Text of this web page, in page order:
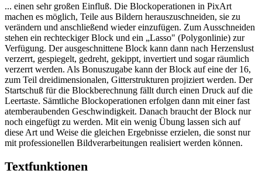
... einen sehr großen Einfluß. Die Blockoperationen in PixArt
machen es möglich, Teile aus Bildern herauszuschneiden, sie zu
verändern und anschließend wieder einzufügen. Zum Ausschneiden
stehen ein rechteckiger Block und ein „Lasso" (Polygonlinie) zur
Verfügung. Der ausgeschnittene Block kann dann nach Herzenslust
verzerrt, gespiegelt, gedreht, gekippt, invertiert und sogar räumlich
verzerrt werden. Als Bonuszugabe kann der Block auf eine der 16,
zum Teil dreidimensionalen, Gitterstrukturen projiziert werden. Der
Startschuß für die Blockberechnung fällt durch einen Druck auf die
Leertaste. Sämtliche Blockoperationen erfolgen dann mit einer fast
atemberaubenden Geschwindigkeit. Danach braucht der Block nur
noch eingefügt zu werden. Mit ein wenig Übung lassen sich auf
diese Art und Weise die gleichen Ergebnisse erzielen, die sonst nur
mit professionellen Bildverarbeitungen realisiert werden können.
Textfunktionen